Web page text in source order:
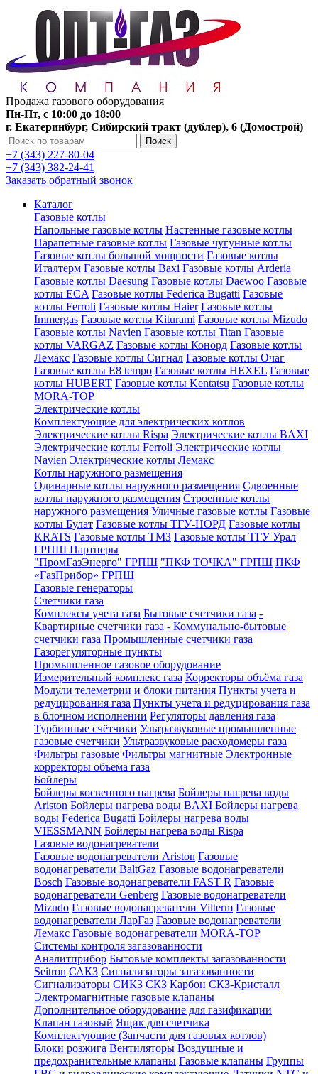
Продажа газового оборудования
Пн-Пт, с 10:00 до 18:00
г. Екатеринбург, Сибирский тракт (дублер), 6 (Домострой)
Поиск
+7 (343) 227-80-04
+7 (343) 382-24-41
Заказать обратный звонок
Каталог
Газовые котлы
Напольные газовые котлы Настенные газовые котлы
Парапетные газовые котлы Газовые чугунные котлы
Газовые котлы большой мощности Газовые котлы
Италтерм Газовые котлы Baxi Газовые котлы Arderia
Газовые котлы Daesung Газовые котлы Daewoo Газовые
котлы ECA Газовые котлы Federica Bugatti Газовые
котлы Ferroli Газовые котлы Haier Газовые котлы
Immergas Газовые котлы Kiturami Газовые котлы Mizudo
Газовые котлы Navien Газовые котлы Titan Газовые
котлы VARGAZ Газовые котлы Конорд Газовые котлы
Лемакс Газовые котлы Сигнал Газовые котлы Очаг
Газовые котлы E8 tempo Газовые котлы HEXEL Газовые
котлы HUBERT Газовые котлы Kentatsu Газовые котлы
MORA-TOP
Электрические котлы
Комплектующие для электрических котлов
Электрические котлы Rispa Электрические котлы BAXI
Электрические котлы Ferroli Электрические котлы
Navien Электрические котлы Лемакс
Котлы наружного размещения
Одинарные котлы наружного размещения Сдвоенные
котлы наружного размещения Строенные котлы
наружного размещения Уличные газовые котлы Газовые
котлы Булат Газовые котлы ТГУ-НОРД Газовые котлы
KRATS Газовые котлы ТМЗ Газовые котлы ТГУ Урал
ГРПШ Партнеры
"ПромГазЭнерго" ГРПШ "ПКФ ТОЧКА" ГРПШ ПКФ
«ГазПрибор» ГРПШ
Газовые генераторы
Счетчики газа
Комплексы учета газа Бытовые счетчики газа -
Квартирные счетчики газа - Коммунально-бытовые
счетчики газа Промышленные счетчики газа
Газорегуляторные пункты
Промышленное газовое оборудование
Измерительный комплекс газа Корректоры объёма газа
Модули телеметрии и блоки питания Пункты учета и
редуцирования газа Пункты учета и редуцирования газа
в блочном исполнении Регуляторы давления газа
Турбинные счётчики Ультразвуковые промышленные
газовые счетчики Ультразвуковые расходомеры газа
Фильтры газовые Фильтры магнитные Электронные
корректоры объема газа
Бойлеры
Бойлеры косвенного нагрева Бойлеры нагрева воды
Ariston Бойлеры нагрева воды BAXI Бойлеры нагрева
воды Federica Bugatti Бойлеры нагрева воды
VIESSMANN Бойлеры нагрева воды Rispa
Газовые водонагреватели
Газовые водонагреватели Ariston Газовые
водонагреватели BaltGaz Газовые водонагреватели
Bosch Газовые водонагреватели FAST R Газовые
водонагреватели Genberg Газовые водонагреватели
Mizudo Газовые водонагреватели Vilterm Газовые
водонагреватели ЛарГаз Газовые водонагреватели
Лемакс Газовые водонагреватели MORA-TOP
Системы контроля загазованности
Аналитприбор Бытовые комплекты загазованности
Seitron САКЗ Сигнализаторы загазованности
Сигнализаторы СИКЗ СКЗ Карбон СКЗ-Кристалл
Электромагнитные газовые клапаны
Дополнительное оборудование для газификации
Клапан газовый Ящик для счетчика
Комплектующие (Запчасти для газовых котлов)
Блоки розжига Вентиляторы Воздушные и
предохранительные клапаны Газовые клапаны Группы